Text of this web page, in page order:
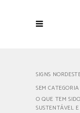
SIGNS
SEM CATEGORIA
O QUE TEM
SUSTENTÁVEL